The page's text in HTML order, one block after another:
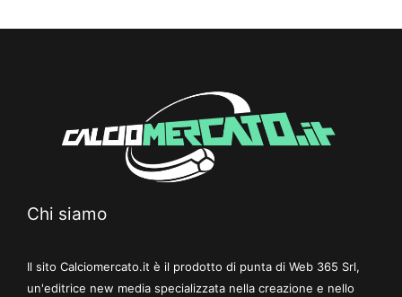
Chi siamo
Il sito Calciomercato.it è il prodotto di punta di Web 365 Srl,
un'editrice new media specializzata nella creazione e nello